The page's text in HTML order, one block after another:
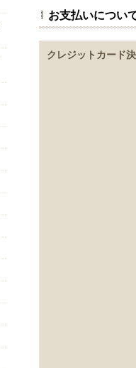
お支払いについ
クレジットカード